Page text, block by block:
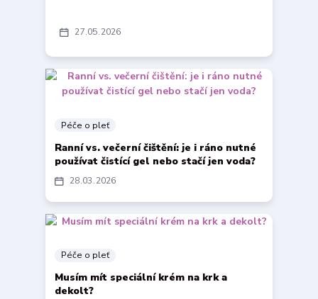
27 05 2026
28 03 2026
Péče o pleť
Ranní vs. večerní čištění: je i ráno nutné
používat čistící gel nebo stačí jen voda?
Péče o pleť
Musím mít speciální krém na krk a
dekolt?